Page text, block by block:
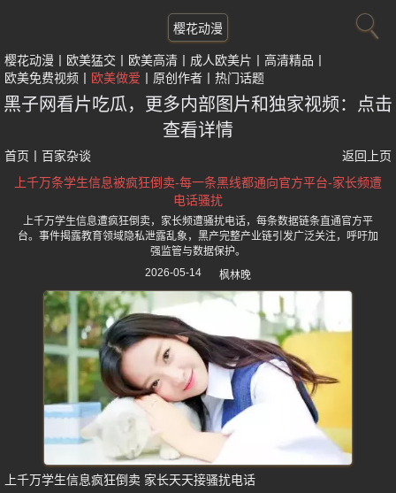
樱花动漫
樱花动漫 欧美猛交 欧美高清 成人欧美片
高清精品
欧美免费视频
欧美做爱 原创作者 热门话题
黑子网看片吃瓜，更多内部图片和独家视频：点击
查看详情
首页 百家杂谈
返回上页
上千万条学生信息被疯狂倒卖-每一条黑线都通向官方平台-家长频遭
电话骚扰
上千万学生信息遭疯狂倒卖，家长频遭骚扰电话，每条数据链条直通官方平
台。事件揭露教育领域隐私泄露乱象，黑产完整产业链引发广泛关注，呼吁加
强监管与数据保护。
2026-05-14
枫林晚
上千万学生信息疯狂倒卖 家长天天接骚扰电话